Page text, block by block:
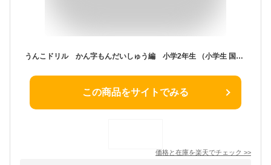
うんこドリル かん字もんだいしゅう編 小学2年生 （小学生 国語 漢字 問題集編 小2） [ 古屋雄作 ]
この商品をサイトでみる
価格と在庫を楽天でチェック >>